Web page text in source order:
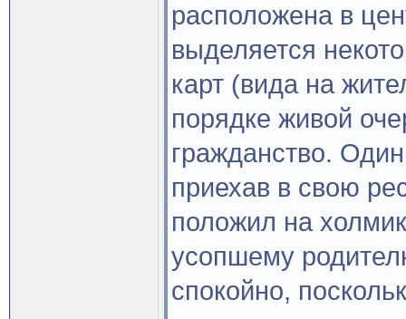
расположена в
выделяется
карт (вида на
порядке живой
гражданство.
приехав в свою
положил на
усопшему
спокойно,